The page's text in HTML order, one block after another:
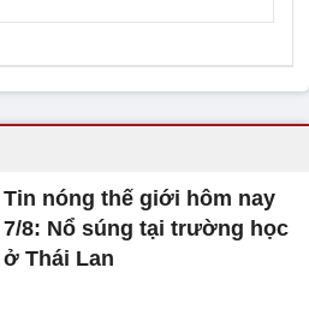
Tin nóng thế giới hôm nay
7/8: Nổ súng tại trường học
ở Thái Lan